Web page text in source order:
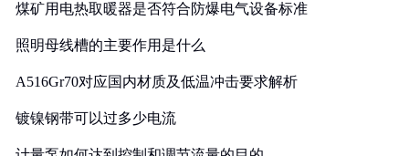
煤矿用电热取暖器是否符合防爆电气设备标准
照明母线槽的主要作用是什么
A516Gr70对应国内材质及低温冲击要求解析
镀镍钢带可以过多少电流